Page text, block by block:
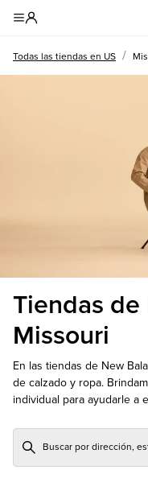
Todas las tiendas en US /
Tiendas de
Missouri
En las tiendas de New
de calzado y ropa.
individual para ayudarle a